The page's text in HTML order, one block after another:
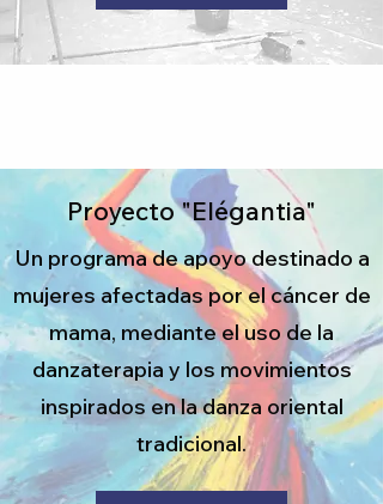
Proyecto "Elégantia"
Un programa de apoyo destinado a
mujeres afectadas por el cáncer de
mama, mediante el uso de la
danzaterapia y los movimientos
inspirados en la danza oriental
tradicional.